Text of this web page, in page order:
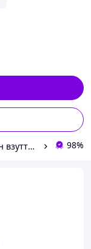
Продавець "Мої туфлі" - інтернет магазин взуття на всі випадки життя. 98%